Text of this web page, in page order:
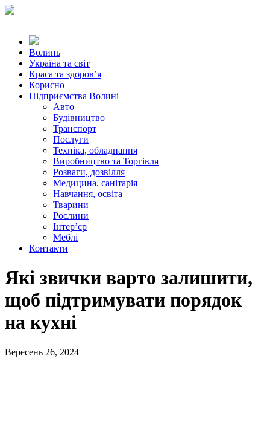
Волинь
Україна та світ
Краса та здоров’я
Корисно
Підприємства Волині
Авто
Будівництво
Транспорт
Послуги
Техніка, обладнання
Виробництво та Торгівля
Розваги, дозвілля
Медицина, санітарія
Навчання, освіта
Тварини
Рослини
Інтер’єр
Меблі
Контакти
Які звички варто залишити,
щоб підтримувати порядок
на кухні
Вересень 26, 2024